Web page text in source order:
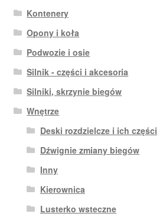
Kontenery
Opony i koła
Podwozie i osie
Silnik - części i akcesoria
Silniki, skrzynie biegów
Wnętrze
Deski rozdzielcze i ich części
Dźwignie zmiany biegów
Inny
Kierownica
Lusterko wsteczne